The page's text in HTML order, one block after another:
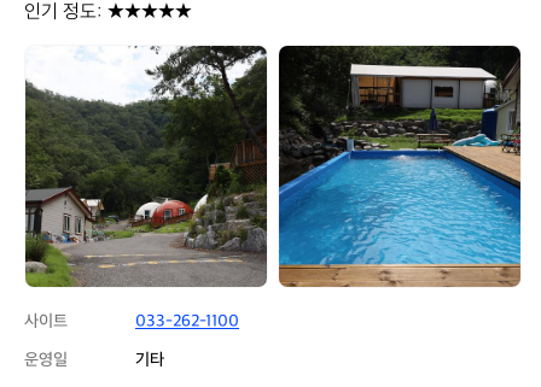
인기 정도: ★★★★★
촌
버
즈
글
램
핑
강
버
즈
글
램
핑
사이트
033-262-1100
운영일
기타